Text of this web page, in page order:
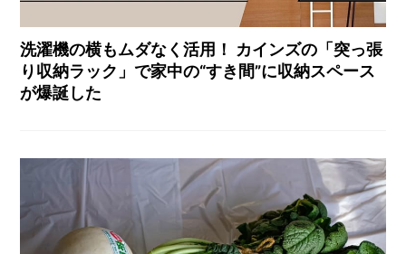
洗濯機の横もムダなく活用！ カインズの「突っ張
り収納ラック」で家中の“すき間”に収納スペース
が爆誕した